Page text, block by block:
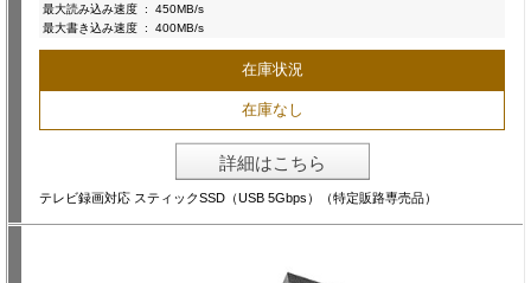
最大読み込み速度 :
450MB/s
最大書き込み速度 : 400MB/s
在庫状況
在庫なし
詳細はこちら
テレビ録画対応 スティックSSD（USB 5Gbps）（特定販路専売品）